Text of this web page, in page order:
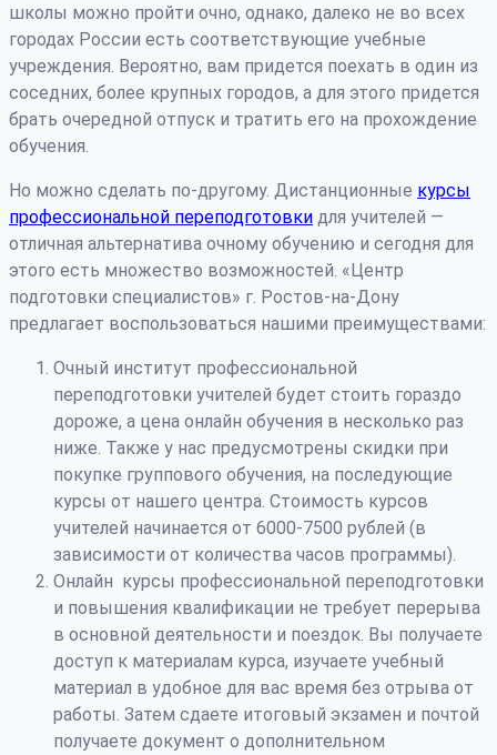
школы можно пройти очно, однако, далеко не во всех
городах России есть соответствующие учебные
учреждения. Вероятно, вам придется поехать в один из
соседних, более крупных городов, а для этого придется
брать очередной отпуск и тратить его на прохождение
обучения.
Но можно сделать по-другому. Дистанционные курсы
профессиональной переподготовки для учителей —
отличная альтернатива очному обучению и сегодня для
этого есть множество возможностей. «Центр
подготовки специалистов» г. Ростов-на-Дону
предлагает воспользоваться нашими преимуществами:
Очный институт профессиональной
переподготовки учителей будет стоить гораздо
дороже, а цена онлайн обучения в несколько раз
ниже. Также у нас предусмотрены скидки при
покупке группового обучения, на последующие
курсы от нашего центра. Стоимость курсов
учителей начинается от 6000-7500 рублей (в
зависимости от количества часов программы).
Онлайн курсы профессиональной переподготовки
и повышения квалификации не требует перерыва
в основной деятельности и поездок. Вы получаете
доступ к материалам курса, изучаете учебный
материал в удобное для вас время без отрыва от
работы. Затем сдаете итоговый экзамен и почтой
получаете документ о дополнительном